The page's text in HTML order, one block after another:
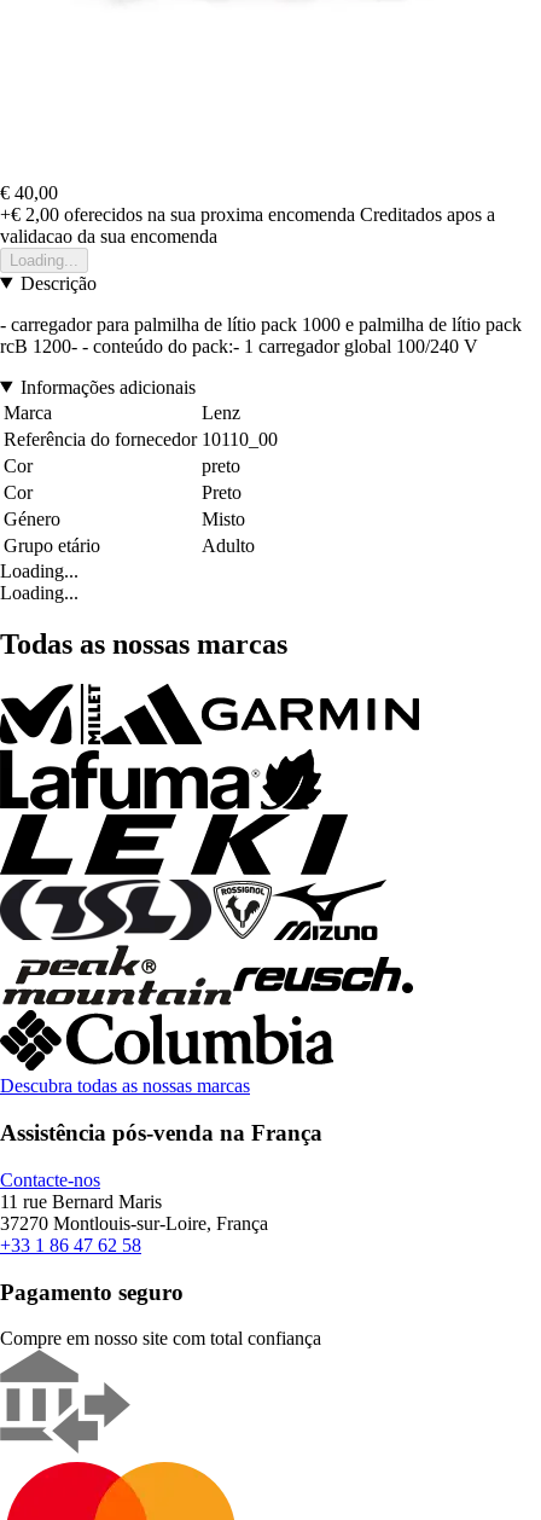
€ 40,00
+€ 2,00 oferecidos na sua proxima encomenda Creditados apos a
validacao da sua encomenda
Loading...
Descrição
- carregador para palmilha de lítio pack 1000 e palmilha de lítio pack
rcB 1200- - conteúdo do pack:- 1 carregador global 100/240 V
Informações adicionais
Marca
Lenz
Referência do fornecedor 10110_00
Cor
preto
Cor
Preto
Género
Misto
Grupo etário
Adulto
Loading...
Loading...
Todas as nossas marcas
Descubra todas as nossas marcas
Assistência pós-venda na França
Contacte-nos
11 rue Bernard Maris
37270 Montlouis-sur-Loire, França
+33 1 86 47 62 58
Pagamento seguro
Compre em nosso site com total confiança